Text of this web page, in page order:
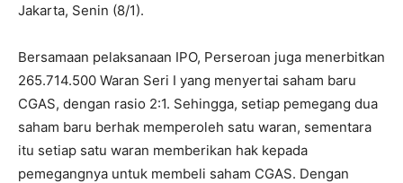
Jakarta, Senin (8/1).
Bersamaan pelaksanaan IPO, Perseroan juga menerbitkan
265.714.500 Waran Seri I yang menyertai saham baru
CGAS, dengan rasio 2:1. Sehingga, setiap pemegang dua
saham baru berhak memperoleh satu waran, sementara
itu setiap satu waran memberikan hak kepada
pemegangnya untuk membeli saham CGAS. Dengan